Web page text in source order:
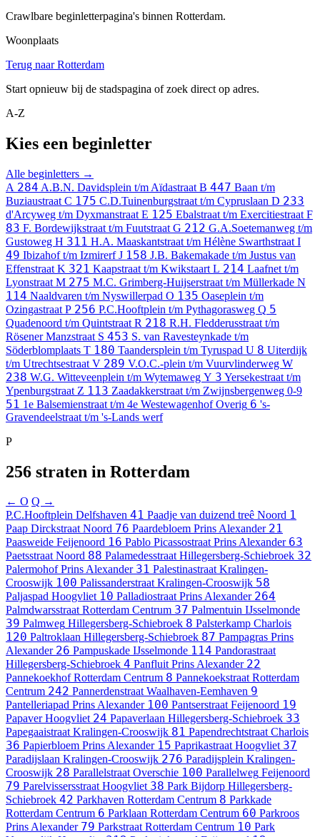
Crawlbare beginletterpagina's binnen Rotterdam.
Woonplaats
Terug naar Rotterdam
Start opnieuw bij de stadspagina of zoek direct op adres.
A-Z
Kies een beginletter
Alle beginletters →
A 284 A.B.N. Davidsplein t/m Aïdastraat B 447 Baan t/m
Buziaustraat C 175 C.D.Tuinenburgstraat t/m Cypruslaan D 233
d'Arcyweg t/m Dyxmanstraat E 125 Ebalstraat t/m Exercitiestraat F
83 F. Bordewijkstraat t/m Fuutstraat G 212 G.A.Soetemanweg t/m
Gustoweg H 311 H.A. Maaskantstraat t/m Hélène Swarthstraat I
49 Ibizahof t/m IzmirerfJ 158 J.B. Bakemakade t/m Justus van
Effenstraat K 321 Kaapstraat t/m Kwikstaart L 214 Laafnet t/m
Lyonstraat M 275 M.C. Grimberg-Huijserstraat t/m Müllerkade N
114 Naaldvaren t/m Nyswillerpad O 135 Oaseplein t/m
Ozingastraat P 256 P.C.Hooftplein t/m Pythagorasweg Q 5
Quadenoord t/m Quintstraat R 218 R.H. Fledderusstraat t/m
Rösener Manzstraat S 453 S. van Ravesteynkade t/m
Söderblomplaats T 180 Taandersplein t/m Tyruspad U 8 Uiterdijk
t/m Utrechtsestraat V 289 V.O.C.-plein t/m Vuurvlinderweg W
238 W.G. Witteveenplein t/m Wytemaweg Y 3 Yersekestraat t/m
Ypenburgstraat Z 113 Zaadakkerstraat t/m Zwijnsbergenweg 0-9
51 1e Balsemienstraat t/m 4e WestewagenhofOverig 6 's-
Gravendeelstraat t/m 's-Lands werf
P
256 straten in Rotterdam
← O Q →
P.C.Hooftplein Delfshaven 41 Paadje van duizend treê Noord 1
Paap Dirckstraat Noord 76 Paardebloem Prins Alexander 21
Paasweide Feijenoord 16 Pablo Picassostraat Prins Alexander 63
Paetsstraat Noord 88 Palamedesstraat Hillegersberg-Schiebroek 32
Palermohof Prins Alexander 31 Palestinastraat Kralingen-
Crooswijk 100 Palissanderstraat Kralingen-Crooswijk 58
Paljaspad Hoogvliet 10 Palladiostraat Prins Alexander 264
Palmdwarsstraat Rotterdam Centrum 37 Palmentuin IJsselmonde
39 Palmweg Hillegersberg-Schiebroek 8 Palsterkamp Charlois
120 Paltroklaan Hillegersberg-Schiebroek 87 Pampagras Prins
Alexander 26 Pampuskade IJsselmonde 114 Pandorastraat
Hillegersberg-Schiebroek 4 Panfluit Prins Alexander 22
Pannekoekhof Rotterdam Centrum 8 Pannekoekstraat Rotterdam
Centrum 242 Pannerdenstraat Waalhaven-Eemhaven 9
Pantelleriapad Prins Alexander 100 Pantserstraat Feijenoord 19
Papaver Hoogvliet 24 Papaverlaan Hillegersberg-Schiebroek 33
Papegaaistraat Kralingen-Crooswijk 81 Papendrechtstraat Charlois
36 Papierbloem Prins Alexander 15 Paprikastraat Hoogvliet 37
Paradijslaan Kralingen-Crooswijk 276 Paradijsplein Kralingen-
Crooswijk 28 Parallelstraat Overschie 100 Parallelweg Feijenoord
79 Parelvissersstraat Hoogvliet 38 Park Bijdorp Hillegersberg-
Schiebroek 42 Parkhaven Rotterdam Centrum 8 Parkkade
Rotterdam Centrum 6 Parklaan Rotterdam Centrum 60 Parkroos
Prins Alexander 79 Parkstraat Rotterdam Centrum 10 Park